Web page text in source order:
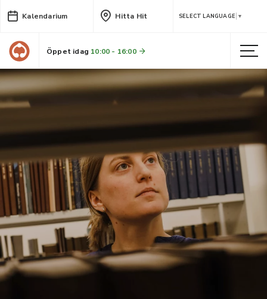
Kalendarium Hitta Hit SELECT LANGUAGE ▼
Öppet idag 10:00 - 16:00